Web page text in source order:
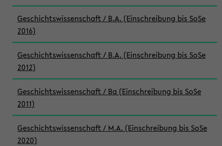
Geschichtswissenschaft / B.A. (Einschreibung bis SoSe
2016)
Geschichtswissenschaft / B.A. (Einschreibung bis SoSe
2012)
Geschichtswissenschaft / Ba (Einschreibung bis SoSe
2011)
Geschichtswissenschaft / M.A. (Einschreibung bis SoSe
2020)